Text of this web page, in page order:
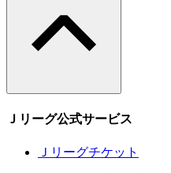
Ｊリーグ公式サービス
Ｊリーグチケット